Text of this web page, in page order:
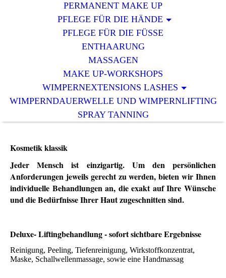
PERMANENT MAKE UP
PFLEGE FÜR DIE HÄNDE
PFLEGE FÜR DIE FÜSSE
ENTHAARUNG
MASSAGEN
MAKE UP-WORKSHOPS
WIMPERNEXTENSIONS LASHES
WIMPERNDAUERWELLE UND WIMPERNLIFTING
SPRAY TANNING
Kosmetik klassik
Jeder Mensch ist einzigartig. Um den persönlichen
Anforderungen jeweils gerecht zu werden, bieten wir Ihnen
individuelle Behandlungen an, die exakt auf Ihre Wünsche
und die Bedürfnisse Ihrer Haut zugeschnitten sind.
Deluxe- Liftingbehandlung - sofort sichtbare Ergebnisse
Reinigung, Peeling, Tiefenreinigung, Wirkstoffkonzentrat,
Maske, Schallwellenmassage, sowie eine Handmassag